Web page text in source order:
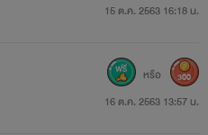
15 ต.ค. 2563 16:18 น.
16 ต.ค. 2563 13:57 น.
หรือ 300